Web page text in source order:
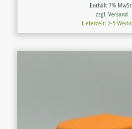
Enthält 7% MwSt.
zzgl. Versand
Lieferzeit: 2-5